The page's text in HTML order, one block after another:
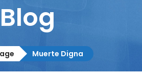
Blog
Muerte Digna